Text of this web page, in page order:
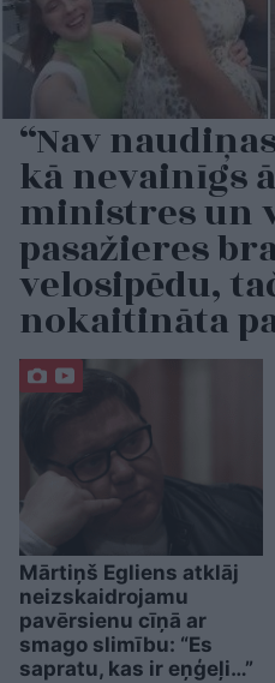
“Nav
kā nevainīgs
ministres un
pasažieres
velosipēdu,
nokaitināta
Mārtiņš Egliens atklāj
neizskaidrojamu
pavērsienu cīņā ar
smago slimību: “Es
sapratu, kas ir eņģeļi…”